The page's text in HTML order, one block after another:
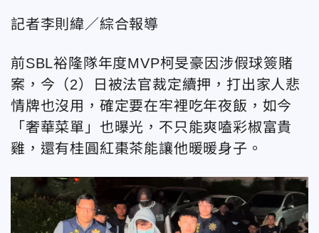
記者李則緯／綜合報導
前SBL裕隆隊年度MVP柯旻豪因涉假球簽賭
案，今（2）日被法官裁定續押，打出家人悲
情牌也沒用，確定要在牢裡吃年夜飯，如今
「奢華菜單」也曝光，不只能爽嗑彩椒富貴
雞，還有桂圓紅棗茶能讓他暖暖身子。